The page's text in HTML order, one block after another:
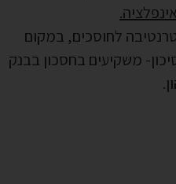
לחוסכים, במקום
משקיעים בחסכון בבנק